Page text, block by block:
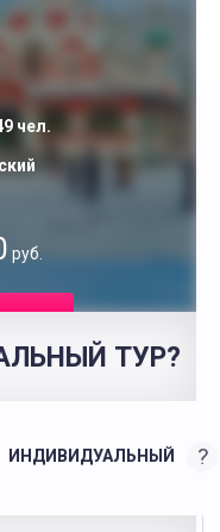
чел.
руб.
ТУР?
ИНДИВИДУАЛЬНЫЙ ?